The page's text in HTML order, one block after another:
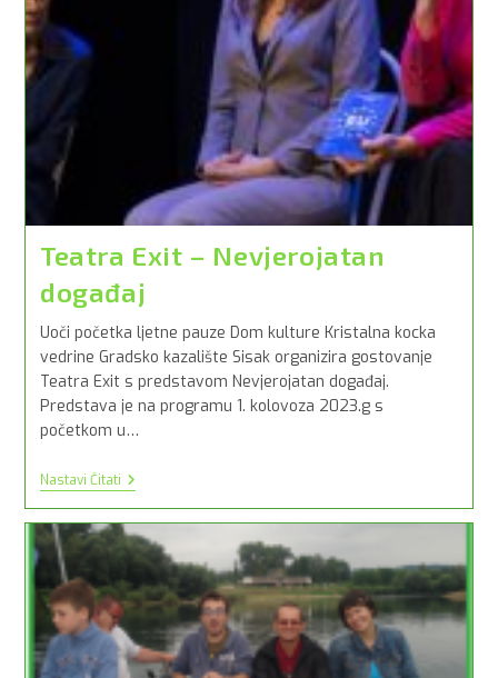
Teatra Exit – Nevjerojatan
događaj
Uoči početka ljetne pauze Dom kulture Kristalna kocka
vedrine Gradsko kazalište Sisak organizira gostovanje
Teatra Exit s predstavom Nevjerojatan događaj.
Predstava je na programu 1. kolovoza 2023.g s
početkom u…
Nastavi ČitatiTeatra
Exit
–
Nevjerojatan
Događaj